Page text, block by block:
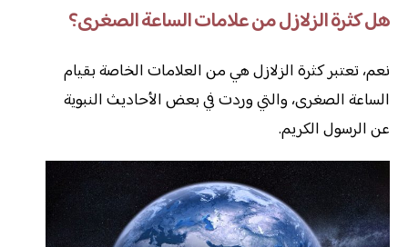
هل كثرة الزلازل من علامات الساعة الصغرى؟
نعم، تعتبر كثرة الزلازل هي من العلامات الخاصة بقيام
الساعة الصغرى، والتي وردت في بعض الأحاديث النبوية
عن الرسول الكريم.